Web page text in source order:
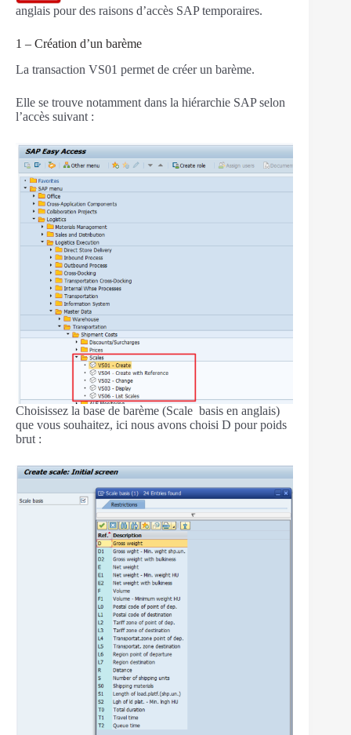
anglais pour des raisons d’accès SAP temporaires.
1 – Création d’un barème
La transaction VS01 permet de créer un barème.
Elle se trouve notamment dans la hiérarchie SAP selon
l’accès suivant :
Choisissez la base de barème (Scale basis en anglais)
que vous souhaitez, ici nous avons choisi D pour poids
brut :